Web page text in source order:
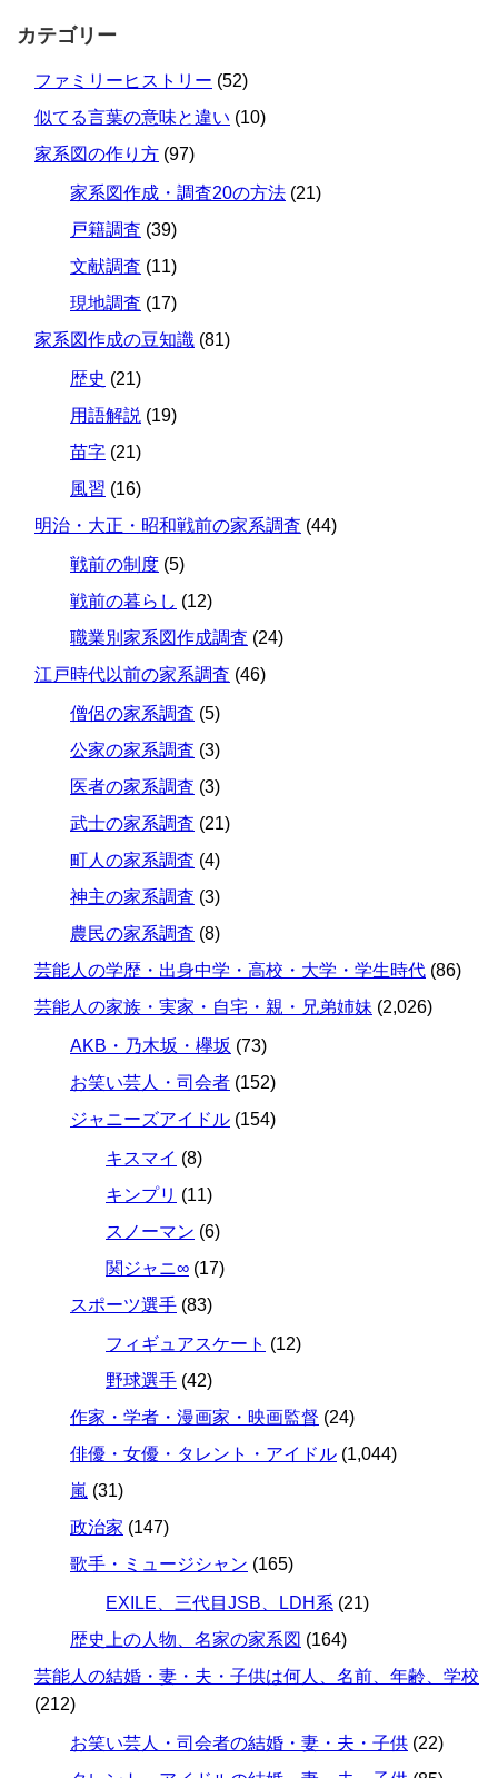
カテゴリー
ファミリーヒストリー (52)
似てる言葉の意味と違い (10)
家系図の作り方 (97)
家系図作成・調査20の方法 (21)
戸籍調査 (39)
文献調査 (11)
現地調査 (17)
家系図作成の豆知識 (81)
歴史 (21)
用語解説 (19)
苗字 (21)
風習 (16)
明治・大正・昭和戦前の家系調査 (44)
戦前の制度 (5)
戦前の暮らし (12)
職業別家系図作成調査 (24)
江戸時代以前の家系調査 (46)
僧侶の家系調査 (5)
公家の家系調査 (3)
医者の家系調査 (3)
武士の家系調査 (21)
町人の家系調査 (4)
神主の家系調査 (3)
農民の家系調査 (8)
芸能人の学歴・出身中学・高校・大学・学生時代 (86)
芸能人の家族・実家・自宅・親・兄弟姉妹 (2,026)
AKB・乃木坂・欅坂 (73)
お笑い芸人・司会者 (152)
ジャニーズアイドル (154)
キスマイ (8)
キンプリ (11)
スノーマン (6)
関ジャニ∞ (17)
スポーツ選手 (83)
フィギュアスケート (12)
野球選手 (42)
作家・学者・漫画家・映画監督 (24)
俳優・女優・タレント・アイドル (1,044)
嵐 (31)
政治家 (147)
歌手・ミュージシャン (165)
EXILE、三代目JSB、LDH系 (21)
歴史上の人物、名家の家系図 (164)
芸能人の結婚・妻・夫・子供は何人、名前、年齢、学校
(212)
お笑い芸人・司会者の結婚・妻・夫・子供 (22)